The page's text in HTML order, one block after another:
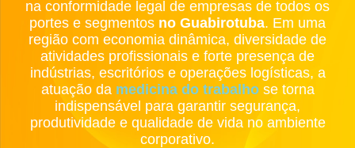
na conformidade legal de empresas de todos os
portes e segmentos no Guabirotuba. Em uma
região com economia dinâmica, diversidade de
atividades profissionais e forte presença de
indústrias, escritórios e operações logísticas, a
atuação da medicina do trabalhose torna
indispensável para garantir segurança,
produtividade e qualidade de vida no ambiente
corporativo.